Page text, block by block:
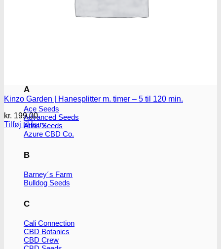
A
Ace Seeds
Advanced Seeds
Atlas Seeds
Azure CBD Co.
B
Barney´s Farm
Bulldog Seeds
C
Cali Connection
CBD Botanics
CBD Crew
Kinzo Garden | Hanesplitter m. timer – 5 til 120 min.
kr. 199.00
Tilføj til kurv